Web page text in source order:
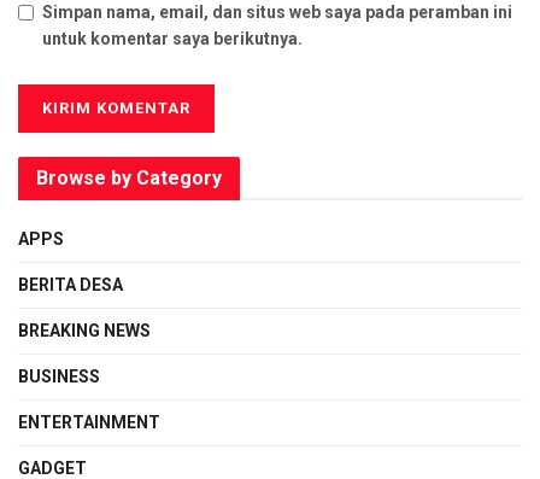
Simpan nama, email, dan situs web saya pada peramban ini
untuk komentar saya berikutnya.
Browse by Category
APPS
BERITA DESA
BREAKING NEWS
BUSINESS
ENTERTAINMENT
GADGET